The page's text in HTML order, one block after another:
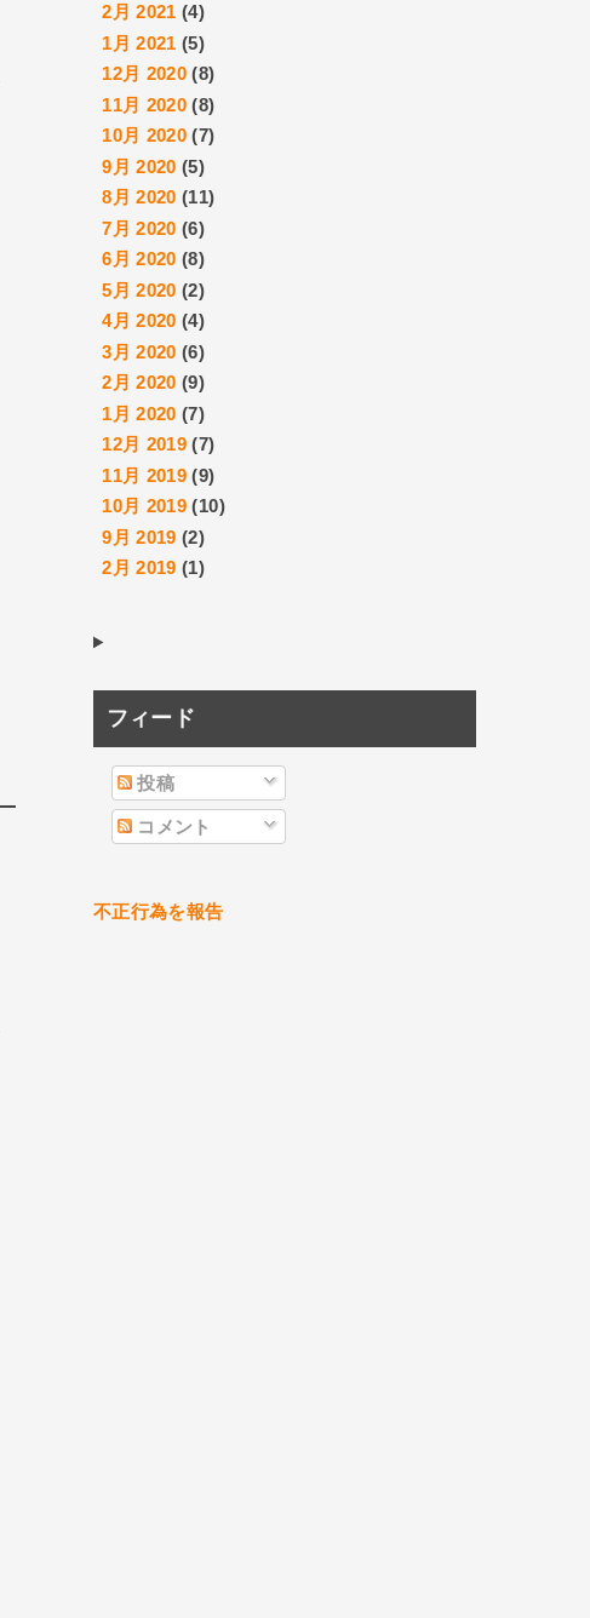
2月 2021 (4)
1月 2021 (5)
12月 2020 (8)
11月 2020 (8)
10月 2020 (7)
9月 2020 (5)
8月 2020 (11)
7月 2020 (6)
6月 2020 (8)
5月 2020 (2)
4月 2020 (4)
3月 2020 (6)
2月 2020 (9)
1月 2020 (7)
12月 2019 (7)
11月 2019 (9)
10月 2019 (10)
9月 2019 (2)
2月 2019 (1)
フィード
投稿
コメント
不正行為を報告